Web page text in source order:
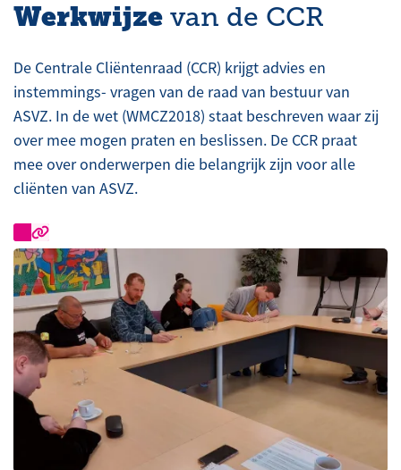
Werkwijze van de CCR
De Centrale Cliëntenraad (CCR) krijgt advies en
instemmings- vragen van de raad van bestuur van
ASVZ. In de wet (WMCZ2018) staat beschreven waar zij
over mee mogen praten en beslissen. De CCR praat
mee over onderwerpen die belangrijk zijn voor alle
cliënten van ASVZ.